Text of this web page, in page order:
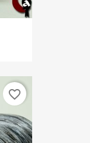
favorite_border